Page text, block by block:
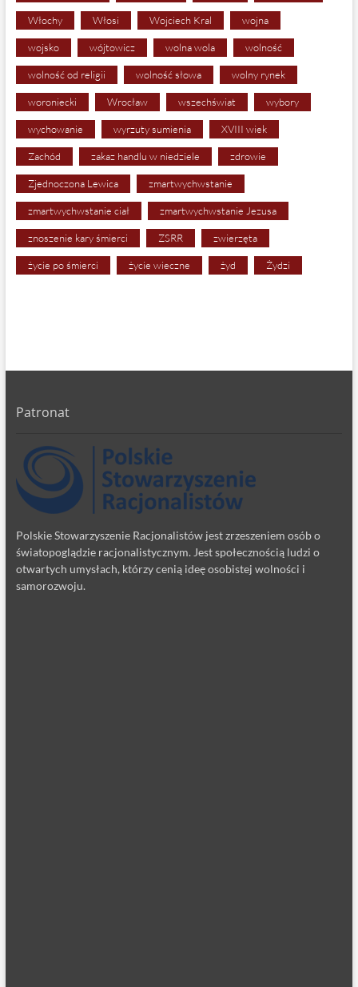
Włochy Włosi Wojciech Kral wojna
wojsko wójtowicz wolna wola wolność
wolność od religii wolność słowa wolny rynek
woroniecki Wrocław wszechświat wybory
wychowanie wyrzuty sumienia XVIII wiek
Zachód zakaz handlu w niedziele zdrowie
Zjednoczona Lewica zmartwychwstanie
zmartwychwstanie ciał zmartwychwstanie Jezusa
znoszenie kary śmierci ZSRR zwierzęta
życie po śmierci życie wieczne żyd Żydzi
Patronat
Polskie Stowarzyszenie Racjonalistów jest zrzeszeniem osób o
światopoglądzie racjonalistycznym. Jest społecznością ludzi o
otwartych umysłach, którzy cenią ideę osobistej wolności i
samorozwoju.